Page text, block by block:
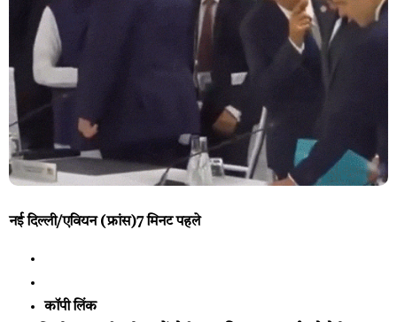
नई दिल्ली/एवियन (फ्रांस)7 मिनट पहले
कॉपी लिंक